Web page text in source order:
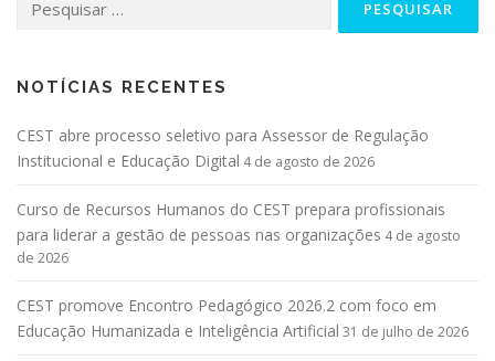
NOTÍCIAS RECENTES
CEST abre processo seletivo para Assessor de Regulação
Institucional e Educação Digital 4 de agosto de 2026
Curso de Recursos Humanos do CEST prepara profissionais
para liderar a gestão de pessoas nas organizações 4 de agosto
de 2026
CEST promove Encontro Pedagógico 2026.2 com foco em
Educação Humanizada e Inteligência Artificial 31 de julho de 2026